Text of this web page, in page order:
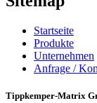
Startseite
Produkte
Unternehmen
Anfrage /
Tippkemper-Matrix